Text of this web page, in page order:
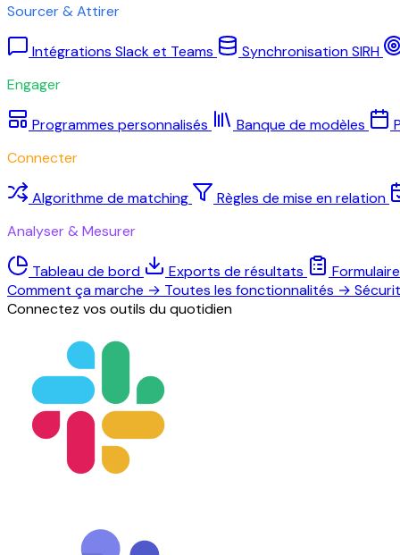
Sourcer & Attirer
Intégrations Slack et Teams
Synchronisation SIRH
Engager
Programmes personnalisés Banque de modèles
Connecter
Algorithme de matching
Règles de mise en relation
Analyser & Mesurer
Tableau de bord Exports de résultats
Comment ça marche → Toutes les fonctionnalités →
Connectez vos outils du quotidien